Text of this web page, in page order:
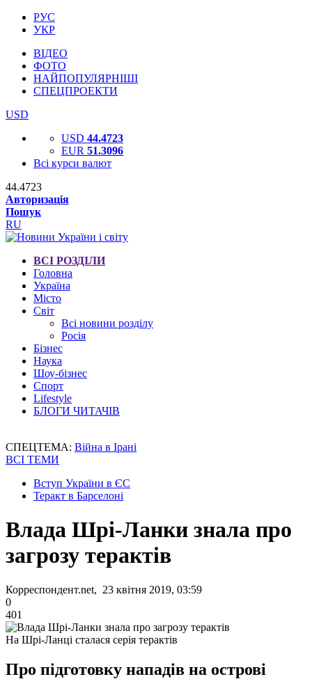
РУС
УКР
ВІДЕО
ФОТО
НАЙПОПУЛЯРНІШІ
СПЕЦПРОЕКТИ
USD
USD 44.4723
EUR 51.3096
Всі курси валют
44.4723
Авторизація
Пошук
RU
ВСІ РОЗДІЛИ
Головна
Україна
Місто
Світ
Всі новини розділу
Росія
Бізнес
Наука
Шоу-бізнес
Спорт
Lifestyle
БЛОГИ ЧИТАЧІВ
СПЕЦТЕМА: Війна в Ірані
ВСІ ТЕМИ
Вступ України в ЄС
Теракт в Барселоні
Влада Шрі-Ланки знала про
загрозу терактів
Корреспондент.net, 23 квітня 2019, 03:59
0
401
На Шрі-Ланці сталася серія терактів
Про підготовку нападів на острові